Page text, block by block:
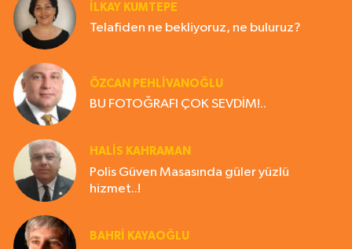
İLKAY KUMTEPE
Telafiden ne bekliyoruz, ne buluruz?
ÖZCAN PEHLİVANOĞLU
BU FOTOĞRAFI ÇOK SEVDİM!..
HALIS KAHRAMAN
Polis Güven Masasında güler yüzlü
hizmet..!
BAHRI KAYAOĞLU